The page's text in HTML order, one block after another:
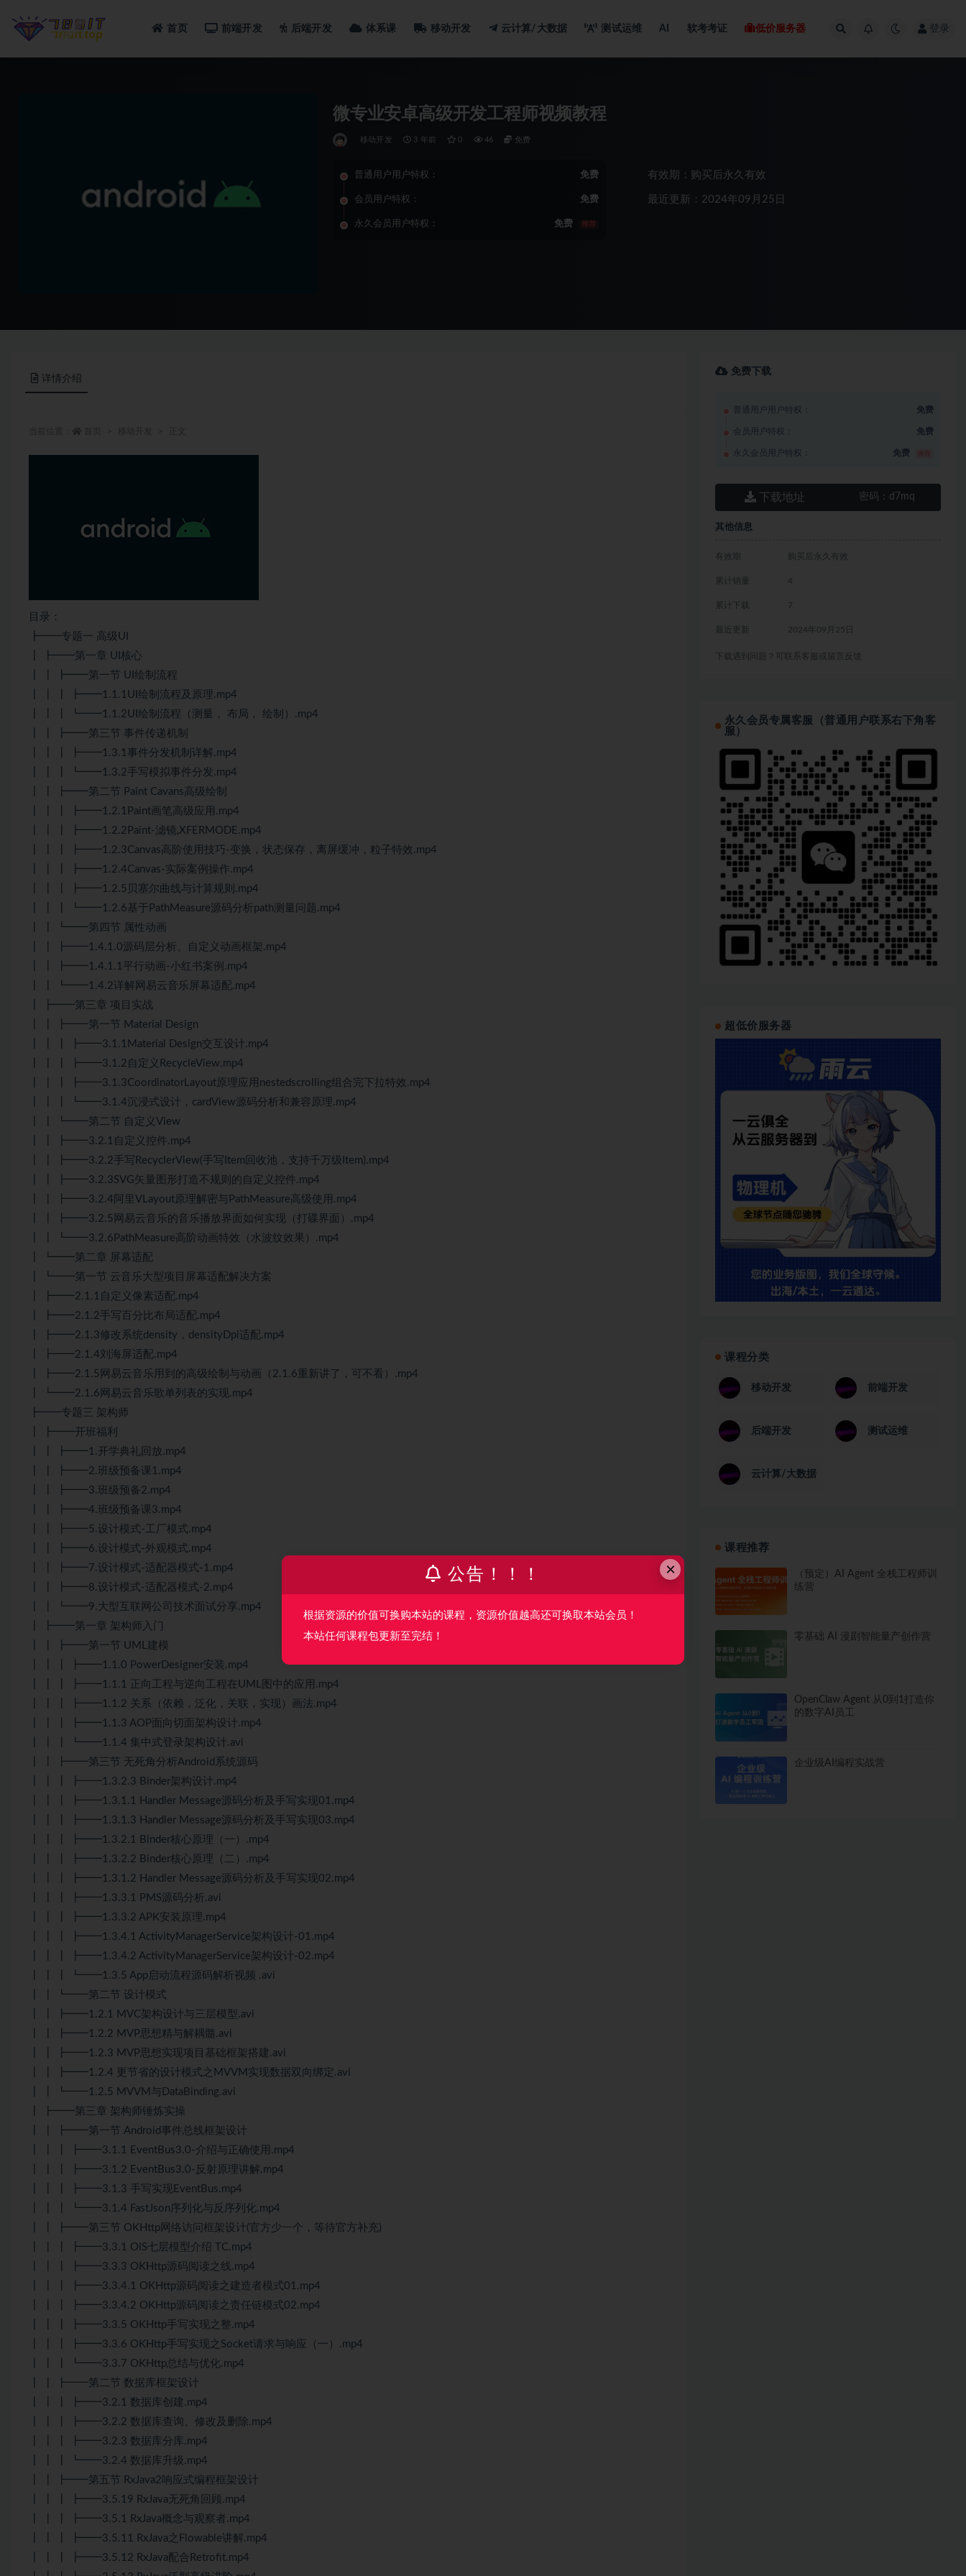
首页 前端开发 后端开发 体系课 移动开发 云计算/大数据 测试运维 AI 软考考证 低价服务器 登录
微专业安卓高级开发工程师视频教程
移动开发 3 年前 0 46 免费
普通用户用户特权： 免费
会员用户特权： 免费
永久会员用户特权： 免费 推荐
有效期：购买后永久有效
最近更新：2024年09月25日
详情介绍
目录：
┣━━专题一 高级UI
┃ ┣━━第一章 UI核心
┃ ┃ ┣━━第一节 UI绘制流程
┃ ┃ ┃ ┣━━1.1.1UI绘制流程及原理.mp4
┃ ┃ ┃ ┗━━1.1.2UI绘制流程（测量， 布局， 绘制）.mp4
┃ ┃ ┣━━第三节 事件传递机制
┃ ┃ ┃ ┣━━1.3.1事件分发机制详解.mp4
┃ ┃ ┃ ┗━━1.3.2手写模拟事件分发.mp4
┃ ┃ ┣━━第二节 Paint Cavans高级绘制
┃ ┃ ┃ ┣━━1.2.1Paint画笔高级应用.mp4
┃ ┃ ┃ ┣━━1.2.2Paint-滤镜,XFERMODE.mp4
┃ ┃ ┃ ┣━━1.2.3Canvas高阶使用技巧-变换，状态保存，离屏缓冲，粒子特效.mp4
┃ ┃ ┃ ┣━━1.2.4Canvas-实际案例操作.mp4
┃ ┃ ┃ ┣━━1.2.5贝塞尔曲线与计算规则.mp4
┃ ┃ ┃ ┗━━1.2.6基于PathMeasure源码分析path测量问题.mp4
┃ ┃ ┗━━第四节 属性动画
┃ ┃ ┣━━1.4.1.0源码层分析、自定义动画框架.mp4
┃ ┃ ┣━━1.4.1.1平行动画-小红书案例.mp4
┃ ┃ ┗━━1.4.2详解网易云音乐屏幕适配.mp4
┃ ┣━━第三章 项目实战
┃ ┃ ┣━━第一节 Material Design
┃ ┃ ┃ ┣━━3.1.1Material Design交互设计.mp4
┃ ┃ ┃ ┣━━3.1.2自定义RecycleView.mp4
┃ ┃ ┃ ┣━━3.1.3CoordinatorLayout原理应用nestedscrolling组合完下拉特效.mp4
┃ ┃ ┃ ┗━━3.1.4沉浸式设计，cardView源码分析和兼容原理.mp4
┃ ┃ ┗━━第二节 自定义View
┃ ┃ ┣━━3.2.1自定义控件.mp4
┃ ┃ ┣━━3.2.2手写RecyclerView(手写Item回收池，支持千万级Item).mp4
┃ ┃ ┣━━3.2.3SVG矢量图形打造不规则的自定义控件.mp4
┃ ┃ ┣━━3.2.4阿里VLayout原理解密与PathMeasure高级使用.mp4
┃ ┃ ┣━━3.2.5网易云音乐的音乐播放界面如何实现（打碟界面）.mp4
┃ ┃ ┗━━3.2.6PathMeasure高阶动画特效（水波纹效果）.mp4
┃ ┗━━第二章 屏幕适配
┃ ┗━━第一节 云音乐大型项目屏幕适配解决方案
┃ ┣━━2.1.1自定义像素适配.mp4
┃ ┣━━2.1.2手写百分比布局适配.mp4
┃ ┣━━2.1.3修改系统density，densityDpi适配.mp4
┃ ┣━━2.1.4刘海屏适配.mp4
┃ ┣━━2.1.5网易云音乐用到的高级绘制与动画（2.1.6重新讲了，可不看）.mp4
┃ ┗━━2.1.6网易云音乐歌单列表的实现.mp4
┣━━专题三 架构师
┃ ┣━━开班福利
┃ ┃ ┣━━1.开学典礼回放.mp4
┃ ┃ ┣━━2.班级预备课1.mp4
┃ ┃ ┣━━3.班级预备2.mp4
┃ ┃ ┣━━4.班级预备课3.mp4
┃ ┃ ┣━━5.设计模式-工厂模式.mp4
┃ ┃ ┣━━6.设计模式-外观模式.mp4
┃ ┃ ┣━━7.设计模式-适配器模式-1.mp4
┃ ┃ ┣━━8.设计模式-适配器模式-2.mp4
┃ ┃ ┗━━9.大型互联网公司技术面试分享.mp4
┃ ┣━━第一章 架构师入门
┃ ┃ ┣━━第一节 UML建模
┃ ┃ ┃ ┣━━1.1.0 PowerDesigner安装.mp4
┃ ┃ ┃ ┣━━1.1.1 正向工程与逆向工程在UML图中的应用.mp4
┃ ┃ ┃ ┣━━1.1.2 关系（依赖，泛化，关联，实现）画法.mp4
┃ ┃ ┃ ┣━━1.1.3 AOP面向切面架构设计.mp4
┃ ┃ ┃ ┗━━1.1.4 集中式登录架构设计.avi
┃ ┃ ┣━━第三节 无死角分析Android系统源码
┃ ┃ ┃ ┣━━1.3.2.3 Binder架构设计.mp4
┃ ┃ ┃ ┣━━1.3.1.1 Handler Message源码分析及手写实现01.mp4
┃ ┃ ┃ ┣━━1.3.1.3 Handler Message源码分析及手写实现03.mp4
┃ ┃ ┃ ┣━━1.3.2.1 Binder核心原理（一）.mp4
┃ ┃ ┃ ┣━━1.3.2.2 Binder核心原理（二）.mp4
┃ ┃ ┃ ┣━━1.3.1.2 Handler Message源码分析及手写实现02.mp4
┃ ┃ ┃ ┣━━1.3.3.1 PMS源码分析.avi
┃ ┃ ┃ ┣━━1.3.3.2 APK安装原理.mp4
┃ ┃ ┃ ┣━━1.3.4.1 ActivityManagerService架构设计-01.mp4
┃ ┃ ┃ ┣━━1.3.4.2 ActivityManagerService架构设计-02.mp4
┃ ┃ ┃ ┗━━1.3.5 App启动流程源码解析视频 .avi
┃ ┃ ┗━━第二节 设计模式
┃ ┃ ┣━━1.2.1 MVC架构设计与三层模型.avi
┃ ┃ ┣━━1.2.2 MVP思想精与解耦髓.avi
┃ ┃ ┣━━1.2.3 MVP思想实现项目基础框架搭建.avi
┃ ┃ ┣━━1.2.4 更节省的设计模式之MVVM实现数据双向绑定.avi
┃ ┃ ┗━━1.2.5 MVVM与DataBinding.avi
┃ ┣━━第三章 架构师锤炼实操
┃ ┃ ┣━━第一节 Android事件总线框架设计
┃ ┃ ┃ ┣━━3.1.1 EventBus3.0-介绍与正确使用.mp4
┃ ┃ ┃ ┣━━3.1.2 EventBus3.0-反射原理讲解.mp4
┃ ┃ ┃ ┣━━3.1.3 手写实现EventBus.mp4
┃ ┃ ┃ ┗━━3.1.4 FastJson序列化与反序列化.mp4
┃ ┃ ┣━━第三节 OKHttp网络访问框架设计(官方少一个，等待官方补充)
┃ ┃ ┃ ┣━━3.3.1 OIS七层模型介绍 TC.mp4
┃ ┃ ┃ ┣━━3.3.3 OKHttp源码阅读之线.mp4
┃ ┃ ┃ ┣━━3.3.4.1 OKHttp源码阅读之建造者模式01.mp4
┃ ┃ ┃ ┣━━3.3.4.2 OKHttp源码阅读之责任链模式02.mp4
┃ ┃ ┃ ┣━━3.3.5 OKHttp手写实现之整.mp4
┃ ┃ ┃ ┣━━3.3.6 OKHttp手写实现之Socket请求与响应（一）.mp4
┃ ┃ ┃ ┗━━3.3.7 OKHttp总结与优化.mp4
┃ ┃ ┣━━第二节 数据库框架设计
┃ ┃ ┃ ┣━━3.2.1 数据库创建.mp4
┃ ┃ ┃ ┣━━3.2.2 数据库查询、修改及删除.mp4
┃ ┃ ┃ ┣━━3.2.3 数据库分库.mp4
┃ ┃ ┃ ┗━━3.2.4 数据库升级.mp4
┃ ┃ ┣━━第五节 RxJava2响应式编程框架设计
┃ ┃ ┃ ┣━━3.5.19 RxJava无死角回顾.mp4
┃ ┃ ┃ ┣━━3.5.1 RxJava概念与观察者.mp4
┃ ┃ ┃ ┣━━3.5.11 RxJava之Flowable讲解.mp4
┃ ┃ ┃ ┣━━3.5.12 RxJava配合Retrofit.mp4
免费下载
普通用户用户特权： 免费
会员用户特权： 免费
永久会员用户特权： 免费
下载地址 密码： d7mq
其他信息
有效期 购买后永久有效
累计销量 4
累计下载 7
最近更新 2024年09月25日
下载遇到问题？可联系客服或留言反馈
永久会员专属客服（普通用户联系右下角客
服）
超低价服务器
课程分类
移动开发 前端开发
后端开发 测试运维
云计算/大数据
课程推荐
（预定）AI Agent 全栈工程师训
练营
零基础 AI 漫剧智能量产创作营
OpenClaw Agent 从0到1打造你
的数字AI员工
企业级AI编程实战营
×
公告！！！
根据资源的价值可换购本站的课程，资源价值越高还可换取本站会员！
本站任何课程包更新至完结！